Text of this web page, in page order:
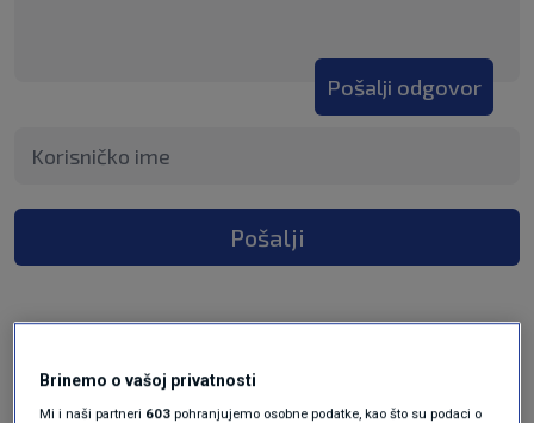
Pošalji odgovor
Pošalji
Goran
Brinemo o vašoj privatnosti
Mi i naši partneri 603 pohranjujemo osobne podatke, kao što su podaci o